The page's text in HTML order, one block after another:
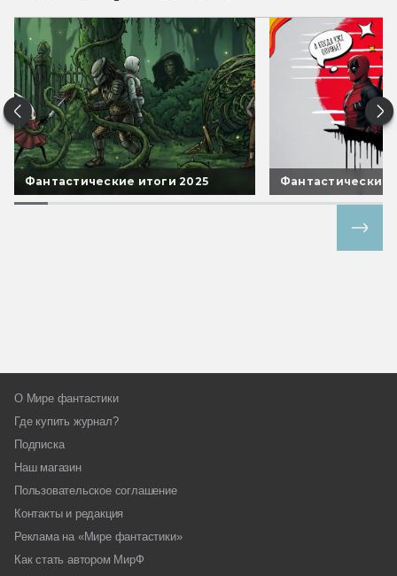
Фантастические итоги 2025 Фантастические
О Мире фантастики
Где купить журнал?
Подписка
Наш магазин
Пользовательское соглашение
Контакты и редакция
Реклама на «Мире фантастики»
Как стать автором МирФ